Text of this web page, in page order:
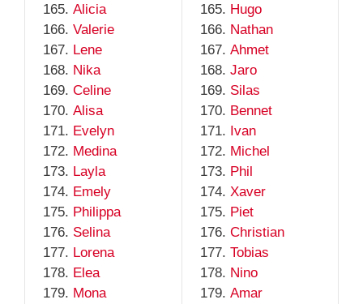
Alicia
Valerie
Lene
Nika
Celine
Alisa
Evelyn
Medina
Layla
Emely
Philippa
Selina
Lorena
Elea
Mona
Hugo
Nathan
Ahmet
Jaro
Silas
Bennet
Ivan
Michel
Phil
Xaver
Piet
Christian
Tobias
Nino
Amar